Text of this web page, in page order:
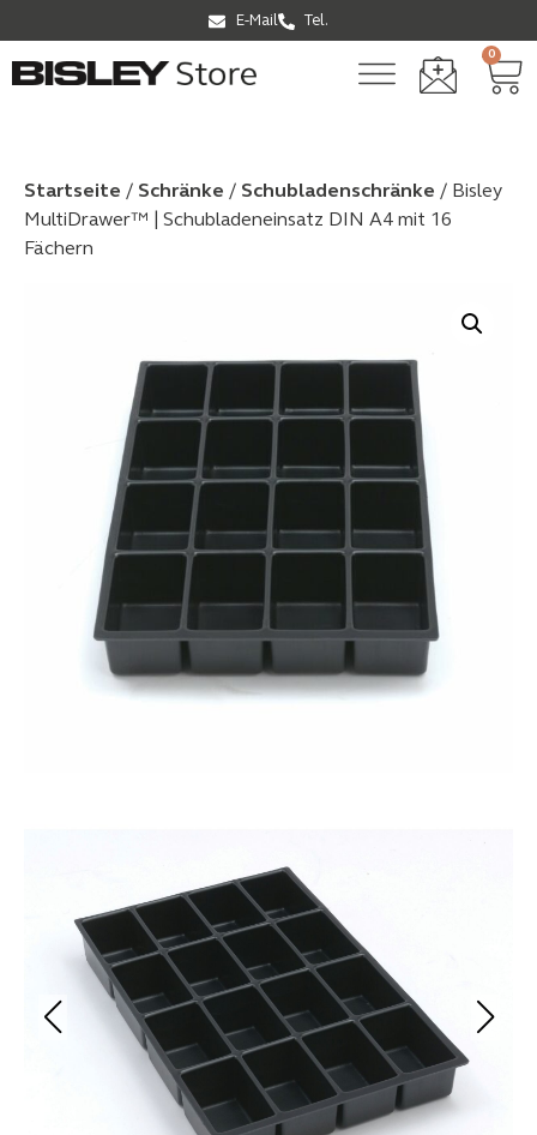
E-Mail Tel.
0
Startseite / Schränke / Schubladen­schränke / Bisley
MultiDrawer™ | Schubladeneinsatz DIN A4 mit 16
Fächern